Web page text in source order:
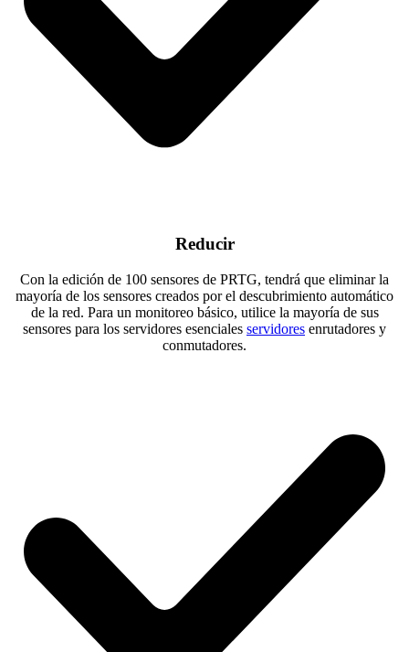
Reducir
Con la edición de 100 sensores de PRTG, tendrá que eliminar la
mayoría de los sensores creados por el descubrimiento automático
de la red. Para un monitoreo básico, utilice la mayoría de sus
sensores para los servidores esenciales servidores enrutadores y
conmutadores.